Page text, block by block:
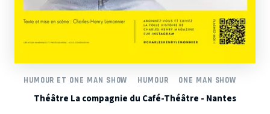
HUMOUR ET ONE MAN SHOW HUMOUR ONE MAN SHOW
Théâtre La compagnie du Café-Théâtre - Nantes